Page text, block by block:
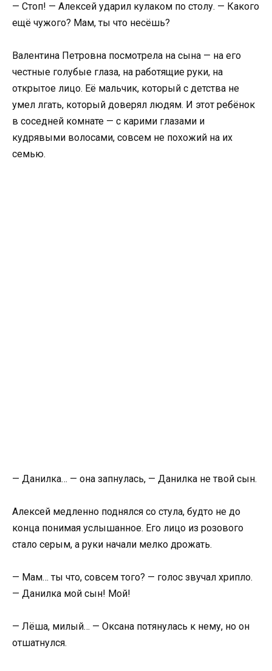
— Стоп! — Алексей ударил кулаком по столу. — Какого
ещё чужого? Мам, ты что несёшь?
Валентина Петровна посмотрела на сына — на его
честные голубые глаза, на работящие руки, на
открытое лицо. Её мальчик, который с детства не
умел лгать, который доверял людям. И этот ребёнок
в соседней комнате — с карими глазами и
кудрявыми волосами, совсем не похожий на их
семью.
— Данилка… — она запнулась, — Данилка не твой сын.
Алексей медленно поднялся со стула, будто не до
конца понимая услышанное. Его лицо из розового
стало серым, а руки начали мелко дрожать.
— Мам… ты что, совсем того? — голос звучал хрипло.
— Данилка мой сын! Мой!
— Лёша, милый… — Оксана потянулась к нему, но он
отшатнулся.